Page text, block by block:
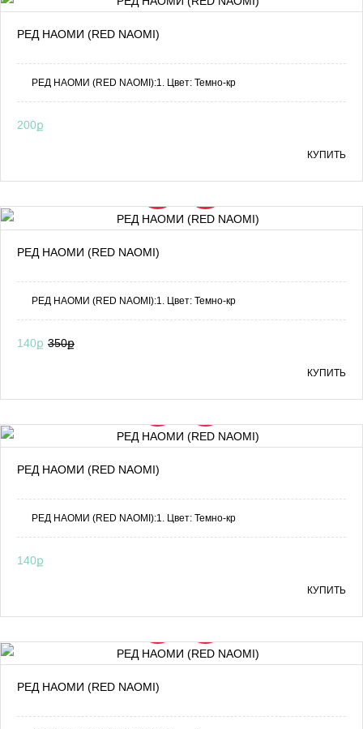
РЕД НАОМИ (RED NAOMI)
РЕД НАОМИ (RED NAOMI):1. Цвет: Темно-кр
200ք
КУПИТЬ
РЕД НАОМИ (RED NAOMI)
РЕД НАОМИ (RED NAOMI):1. Цвет: Темно-кр
140ք 350ք
КУПИТЬ
РЕД НАОМИ (RED NAOMI)
РЕД НАОМИ (RED NAOMI):1. Цвет: Темно-кр
140ք
КУПИТЬ
РЕД НАОМИ (RED NAOMI)